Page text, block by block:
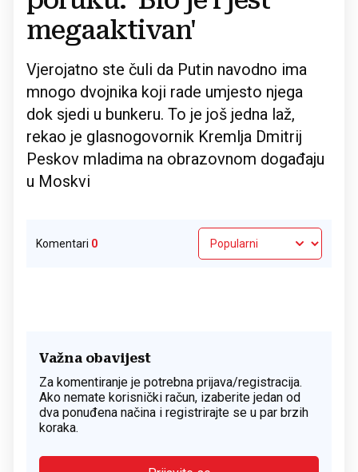
megaaktivan'
Vjerojatno ste čuli da Putin navodno ima
mnogo dvojnika koji rade umjesto njega
dok sjedi u bunkeru. To je još jedna laž,
rekao je glasnogovornik Kremlja Dmitrij
Peskov mladima na obrazovnom događaju
u Moskvi
Komentari 0
Važna obavijest
Za komentiranje je potrebna prijava/registracija.
Ako nemate korisnički račun, izaberite jedan od
dva ponuđena načina i registrirajte se u par brzih
koraka.